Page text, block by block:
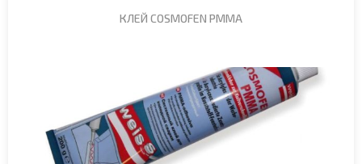
КЛЕЙ COSMOFEN PMMA